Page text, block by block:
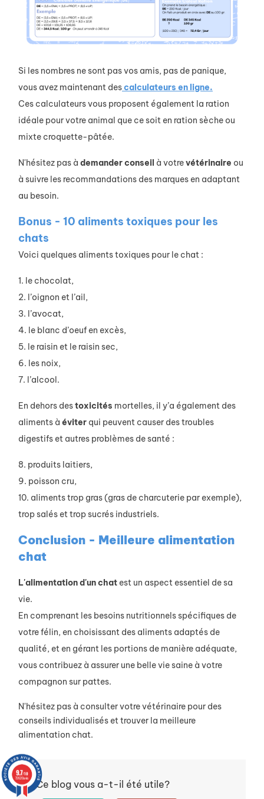
Si les nombres ne sont pas vos amis, pas de panique,
vous avez maintenant descalculateurs en ligne.
Ces calculateurs vous proposent également la ration
idéale pour votre animal que ce soit en ration sèche ou
mixte croquette-pâtée.
N'hésitez pas à demanderconseil à votrevétérinaire ou
à suivre les recommandations des marques en adaptant
au besoin.
Bonus - 10 aliments toxiques pour les
chats
Voici quelques aliments toxiques pour le chat :
1. le chocolat,
2. l’oignon et l’ail,
3. l’avocat,
4. le blanc d’oeuf en excès,
5. le raisin et le raisin sec,
6. les noix,
7. l’alcool.
En dehors destoxicités mortelles, il y’a également des
aliments à éviter qui peuvent causer des troubles
digestifs et autres problèmes de santé :
8. produits laitiers,
9. poisson cru,
10. aliments trop gras (gras de charcuterie par exemple),
trop salés et trop sucrés industriels.
Conclusion - Meilleure alimentation
chat
L'alimentation d'un chat est un aspect essentiel de sa
vie.
En comprenant les besoins nutritionnels spécifiques de
votre félin, en choisissant des aliments adaptés de
qualité, et en gérant les portions de manière adéquate,
vous contribuez à assurer une belle vie saine à votre
compagnon sur pattes.
N'hésitez pas à consulter votre vétérinaire pour des
conseils individualisés et trouver la meilleure
alimentation chat.
Ce blog vous a-t-il été utile?
9.7/10
72620 avis